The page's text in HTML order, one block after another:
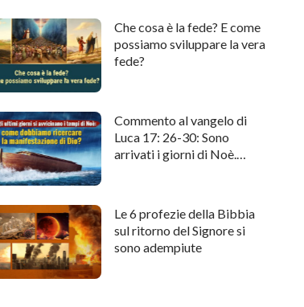
Che cosa è la fede? E come
possiamo sviluppare la vera
fede?
Commento al vangelo di
Luca 17: 26-30: Sono
arrivati i giorni di Noè.
Le 6 profezie della Bibbia
sul ritorno del Signore si
sono adempiute